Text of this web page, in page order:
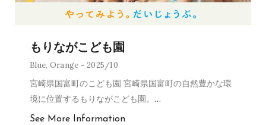
もりながこども園
Blue, Orange 2025/10
宮崎県国富町のこども園 宮崎県国富町の自然豊かな環
境に位置するもりながこども園。 …
See More Information